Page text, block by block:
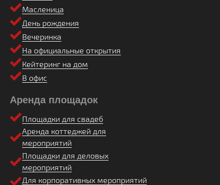
Масленица
День рождения
Вечеринка
На официальные открытия
Кейтеринг на дом
В офис
Аренда площадок
Площадки для свадеб
Аренда коттеджей для
мероприятий
Площадки для деловых
мероприятий
Для корпоративных мероприятий